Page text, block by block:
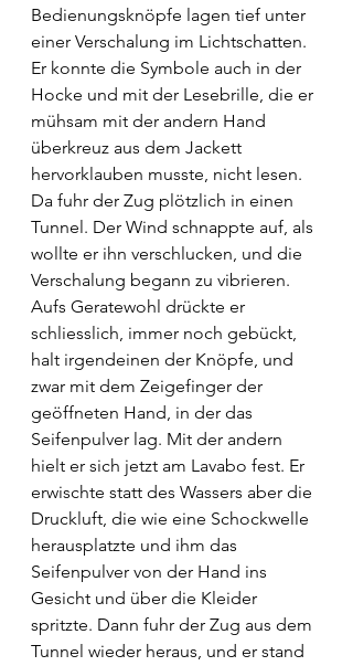
Bedienungsknöpfe lagen tief unter
einer Verschalung im Lichtschatten.
Er konnte die Symbole auch in der
Hocke und mit der Lesebrille, die er
mühsam mit der andern Hand
überkreuz aus dem Jackett
hervorklauben musste, nicht lesen.
Da fuhr der Zug plötzlich in einen
Tunnel. Der Wind schnappte auf, als
wollte er ihn verschlucken, und die
Verschalung begann zu vibrieren.
Aufs Geratewohl drückte er
schliesslich, immer noch gebückt,
halt irgendeinen der Knöpfe, und
zwar mit dem Zeigefinger der
geöffneten Hand, in der das
Seifenpulver lag. Mit der andern
hielt er sich jetzt am Lavabo fest. Er
erwischte statt des Wassers aber die
Druckluft, die wie eine Schockwelle
herausplatzte und ihm das
Seifenpulver von der Hand ins
Gesicht und über die Kleider
spritzte. Dann fuhr der Zug aus dem
Tunnel wieder heraus, und er stand